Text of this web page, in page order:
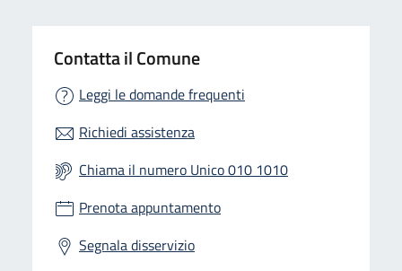
Contatta il Comune
Leggi le domande frequenti
Richiedi assistenza
Chiama il numero Unico 010 1010
Prenota appuntamento
Segnala disservizio